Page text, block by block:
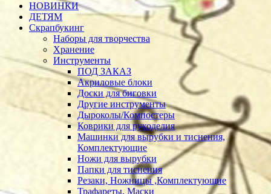
НОВИНКИ
ДЕТЯМ
Скрапбукинг
Наборы для творчества
Хранение
Инструменты
ПОД ЗАКАЗ
Акриловые блоки
Доски для биговки
Другие инструменты
Дыроколы/Компостеры
Коврики для рукоделия
Машинки для вырубки и тиснения,
Комплектующие
Ножи для вырубки
Папки для тиснения
Резаки, Ножницы ,Комплектующие
Трафареты, Маски